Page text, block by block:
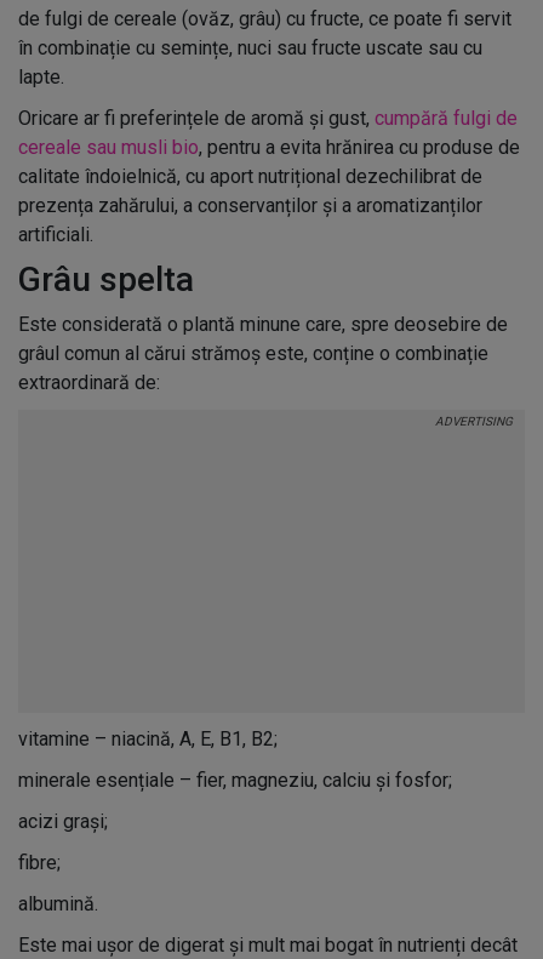
de fulgi de cereale (ovăz, grâu) cu fructe, ce poate fi servit
în combinație cu semințe, nuci sau fructe uscate sau cu
lapte.
Oricare ar fi preferințele de aromă și gust, cumpără fulgi de
cereale sau musli bio, pentru a evita hrănirea cu produse de
calitate îndoielnică, cu aport nutrițional dezechilibrat de
prezența zahărului, a conservanților și a aromatizanților
artificiali.
Grâu spelta
Este considerată o plantă minune care, spre deosebire de
grâul comun al cărui strămoș este, conține o combinație
extraordinară de:
vitamine – niacină, A, E, B1, B2;
minerale esențiale – fier, magneziu, calciu și fosfor;
acizi grași;
fibre;
albumină.
Este mai ușor de digerat și mult mai bogat în nutrienți decât